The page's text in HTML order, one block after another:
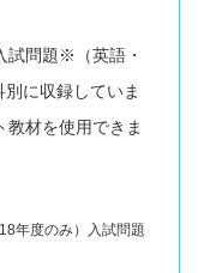
試問題※（英語・
に収録していま
材を使用できま
年度のみ）入試問題